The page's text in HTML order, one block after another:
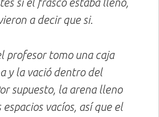
si el frasco estaba lleno,
a decir que si.
profesor tomo una caja
y la vació dentro del
supuesto, la arena lleno
espacios vacíos, así que el